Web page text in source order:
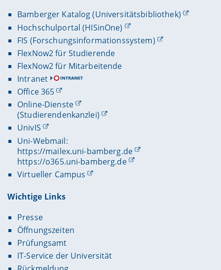
Bamberger Katalog (Universitätsbibliothek)
Hochschulportal (HISinOne)
FIS (Forschungsinformationssystem)
FlexNow2 für Studierende
FlexNow2 für Mitarbeitende
Intranet
Office 365
Online-Dienste
(Studierendenkanzlei)
UnivIS
Uni-Webmail:
https://mailex.uni-bamberg.de
https://o365.uni-bamberg.de
Virtueller Campus
Wichtige Links
Presse
Öffnungszeiten
Prüfungsamt
IT-Service der Universität